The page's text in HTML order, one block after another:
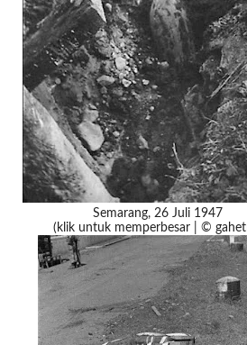
Semarang, 26 Juli 1947
(klik untuk memperbesar | ©